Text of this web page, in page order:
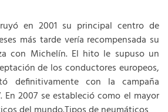
en 2001 su principal centro de
más tarde vería recompensada su
con Michelín. El hito le supuso un
de los conductores europeos,
definitivamente con la campaña
En 2007 se estableció como el mayor